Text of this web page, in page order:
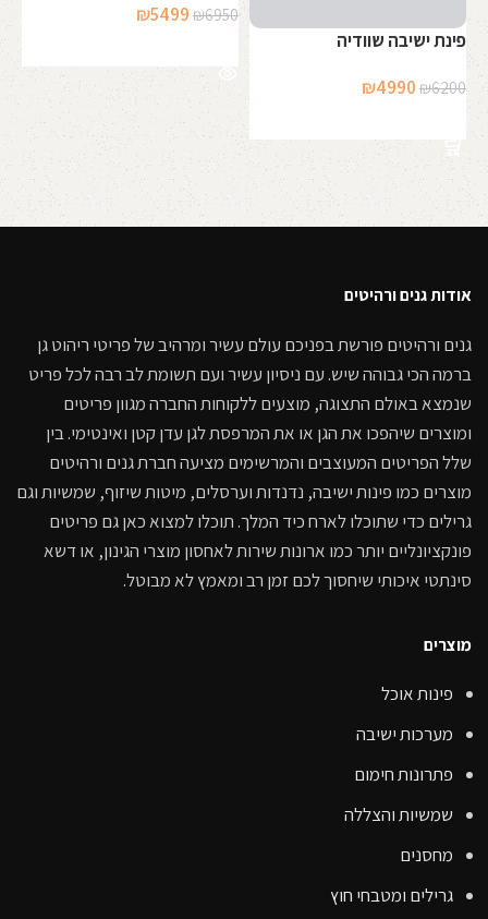
פינת ישיבה שוודיה
₪6200
המחיר
היה:
₪4990
הוא:
₪6950
המחיר
היה:
₪5499
אודות גנים ורהיטים
גנים ורהיטים פורשת בפניכם עולם עשיר ומרהיב של פריטי ריהוט גן
ברמה הכי גבוהה שיש. עם ניסיון עשיר ועם תשומת לב רבה לכל פריט
שנמצא באולם התצוגה, מוצעים ללקוחות החברה מגוון פריטים
ומוצרים שיהפכו את הגן או את המרפסת לגן עדן קטן ואינטימי. בין
שלל הפריטים המעוצבים והמרשימים מציעה חברת גנים ורהיטים
מוצרים כמו פינות ישיבה, נדנדות וערסלים, מיטות שיזוף, שמשיות וגם
גרילים כדי שתוכלו לארח כיד המלך. תוכלו למצוא כאן גם פריטים
פונקציונליים יותר כמו ארונות שירות לאחסון מוצרי הגינון, או דשא
סינתטי איכותי שיחסוך לכם זמן רב ומאמץ לא מבוטל.
מוצרים
פינות אוכל
מערכות ישיבה
פתרונות חימום
שמשיות והצללה
מחסנים
גרילים ומטבחי חוץ